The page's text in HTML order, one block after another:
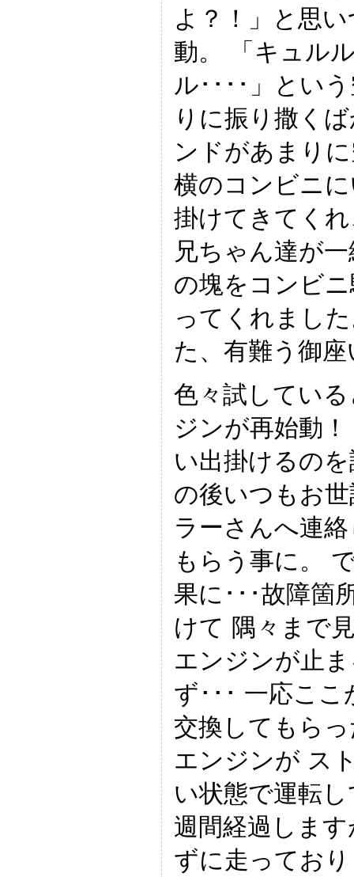
よ？！」と思
動。 「キュル
ル････」とい
りに振り撒く
ンドがあまり
横のコンビニ
掛けてきてく
兄ちゃん達が
の塊をコンビ
ってくれまし
た、有難う御
色々試してい
ジンが再始動
い出掛けるの
の後いつもお
ラーさんへ連
もらう事に。
果に･･･故障箇
けて 隅々まで
エンジンが止
ず･･･ 一応こ
交換してもら
エンジンが ス
い状態で運転
週間経過しま
ずに走ってお